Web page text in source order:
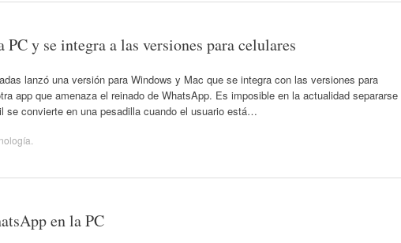
y se integra a las versiones para celulares
lanzó una versión para Windows y Mac que se integra con las versiones para
app que amenaza el reinado de WhatsApp. Es imposible en la actualidad separarse
se convierte en una pesadilla cuando el usuario está…
en la PC